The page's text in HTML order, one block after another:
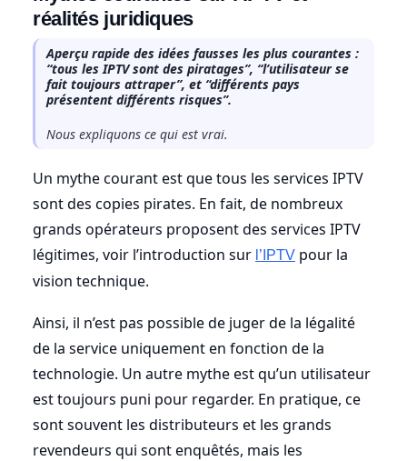
réalités juridiques
Aperçu rapide des idées fausses les plus courantes :
“tous les IPTV sont des piratages”, “l’utilisateur se
fait toujours attraper”, et “différents pays
présentent différents risques”.
Nous expliquons ce qui est vrai.
Un mythe courant est que tous les services IPTV
sont des copies pirates. En fait, de nombreux
grands opérateurs proposent des services IPTV
légitimes, voir l’introduction sur l’IPTV pour la
vision technique.
Ainsi, il n’est pas possible de juger de la légalité
de la service uniquement en fonction de la
technologie. Un autre mythe est qu’un utilisateur
est toujours puni pour regarder. En pratique, ce
sont souvent les distributeurs et les grands
revendeurs qui sont enquêtés, mais les